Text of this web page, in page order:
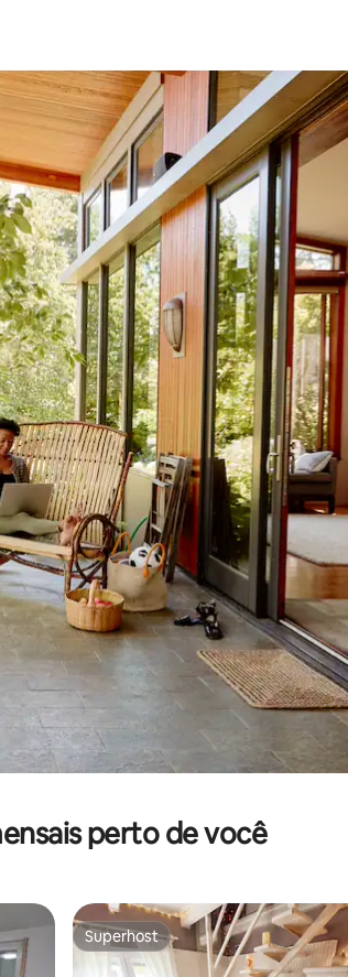
e para baixo do teclado ou tocando e
perto de você
Superhost
Superhost